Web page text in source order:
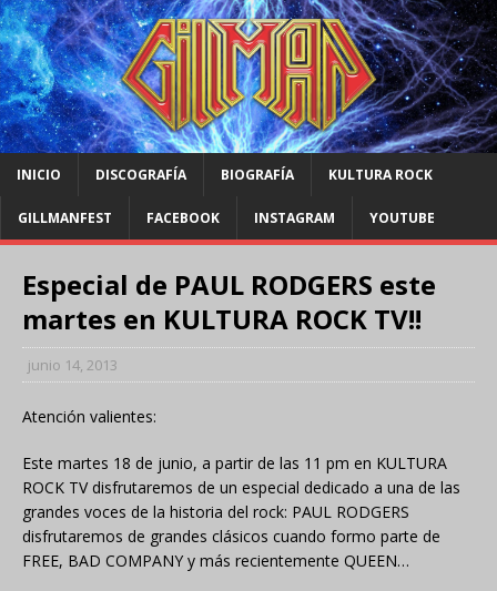
INICIO DISCOGRAFÍA BIOGRAFÍA KULTURA ROCK
GILLMANFEST FACEBOOK INSTAGRAM YOUTUBE
Especial de PAUL RODGERS este
martes en KULTURA ROCK TV!!
junio 14, 2013
Atención valientes:
Este martes 18 de junio, a partir de las 11 pm en KULTURA
ROCK TV disfrutaremos de un especial dedicado a una de las
grandes voces de la historia del rock: PAUL RODGERS
disfrutaremos de grandes clásicos cuando formo parte de
FREE, BAD COMPANY y más recientemente QUEEN…